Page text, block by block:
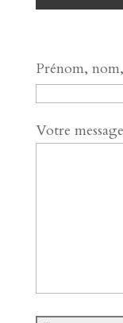
Prénom,
Votre